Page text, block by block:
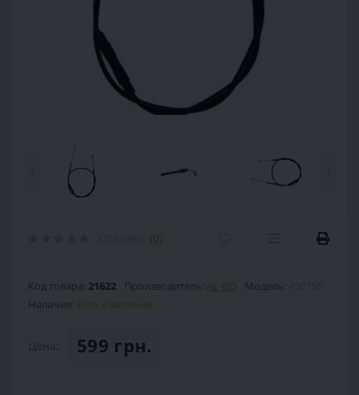
(0)
Код товара: 21622 Производитель: AL-KO Модель:
Наличие: Есть в наличии
599 грн.